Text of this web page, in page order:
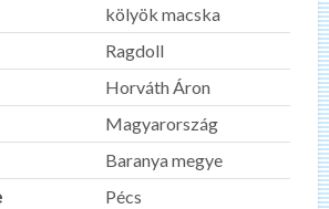
kölyök macska
Ragdoll
Horváth Áron
Magyarország
Baranya megye
Pécs